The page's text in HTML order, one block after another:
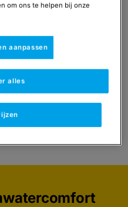
Select
om ons te helpen bij onze
aanpassen
alles